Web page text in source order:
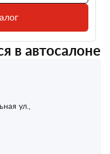
в автосалоне
ул.,